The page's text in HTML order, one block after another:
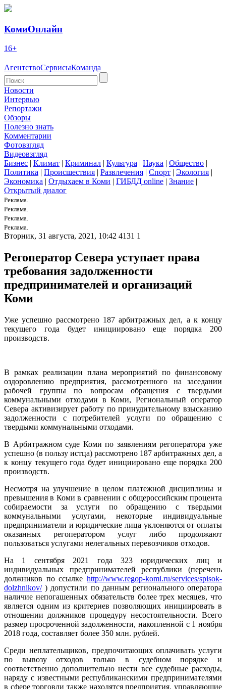
КомиОнлайн
16+
АгентствоСервисыКоманда
Новости
Интервью
Репортажи
Обзоры
Полезно знать
Комментарии
Фотовзгляд
Видеовзгляд
Бизнес | Климат | Криминал | Культура | Наука | Общество |
Политика | Происшествия | Развлечения | Спорт | Экология |
Экономика | Отдыхаем в Коми | ГИБДД online | Знание |
Открытый диалог
Реклама.
Реклама.
Реклама.
Реклама.
Вторник, 31 августа, 2021, 10:42 4131 1
Регоператор Севера уступает права
требования задолженности
предпринимателей и организаций
Коми
Уже успешно рассмотрено 187 арбитражных дел, а к концу
текущего года будет инициировано еще порядка 200
производств.
В рамках реализации плана мероприятий по финансовому
оздоровлению предприятия, рассмотренного на заседании
рабочей группы по вопросам обращения с твердыми
коммунальными отходами в Коми, Региональный оператор
Севера активизирует работу по принудительному взысканию
задолженности с потребителей услуги по обращению с
твердыми коммунальными отходами.
В Арбитражном суде Коми по заявлениям регоператора уже
успешно (в пользу истца) рассмотрено 187 арбитражных дел, а
к концу текущего года будет инициировано еще порядка 200
производств.
Несмотря на улучшение в целом платежной дисциплины и
превышения в Коми в сравнении с общероссийским процента
собираемости за услуги по обращению с твердыми
коммунальными услугами, некоторые индивидуальные
предприниматели и юридические лица уклоняются от оплаты
оказанных регоператором услуг либо продолжают
пользоваться услугами нелегальных перевозчиков отходов.
На 1 сентября 2021 года 323 юридических лиц и
индивидуальных предпринимателей республики (перечень
должников по ссылке http://www.regop-komi.ru/services/spisok-
dolzhnikov/) допустили по данным регионального оператора
наличие непогашенных обязательств более трех месяцев, что
является одним из критериев позволяющих инициировать в
отношении должников процедуру несостоятельности. Всего
размер просроченной задолженности, накопленной с 1 ноября
2018 года, составляет более 350 млн. рублей.
Среди неплательщиков, предпочитающих оплачивать услуги
по вывозу отходов только в судебном порядке и
соответственно дополнительно нести все судебные расходы,
наряду с известными республиканскими предпринимателями
в сфере торговли также находятся предприятия, управляющие